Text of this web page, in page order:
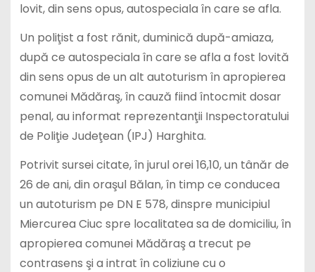
lovit, din sens opus, autospeciala în care se afla.
Un poliţist a fost rănit, duminică după-amiaza,
după ce autospeciala în care se afla a fost lovită
din sens opus de un alt autoturism în apropierea
comunei Mădăraş, în cauză fiind întocmit dosar
penal, au informat reprezentanţii Inspectoratului
de Poliţie Judeţean (IPJ) Harghita.
Potrivit sursei citate, în jurul orei 16,10, un tânăr de
26 de ani, din oraşul Bălan, în timp ce conducea
un autoturism pe DN E 578, dinspre municipiul
Miercurea Ciuc spre localitatea sa de domiciliu, în
apropierea comunei Mădăraş a trecut pe
contrasens şi a intrat în coliziune cu o